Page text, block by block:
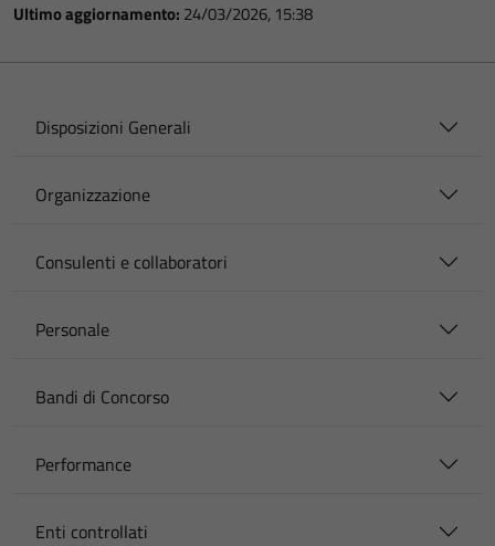
Ultimo aggiornamento: 24/03/2026, 15:38
Disposizioni Generali
Organizzazione
Consulenti e collaboratori
Personale
Bandi di Concorso
Performance
Enti controllati